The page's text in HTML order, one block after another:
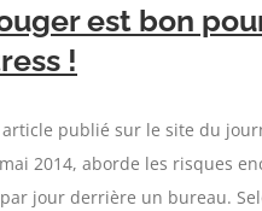
est bon
!
article publié sur le site du
2014, aborde les risques
jour derrière un bureau.